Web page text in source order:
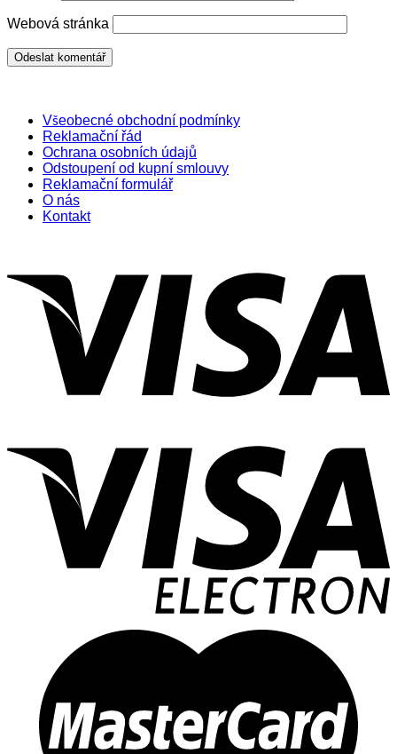
Webová stránka
Všeobecné obchodní podmínky
Reklamační řád
Ochrana osobních údajů
Odstoupení od kupní smlouvy
Reklamační formulář
O nás
Kontakt